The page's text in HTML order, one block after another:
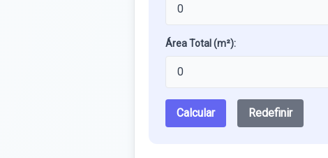
Área Total (m²):
Calcular Redefinir